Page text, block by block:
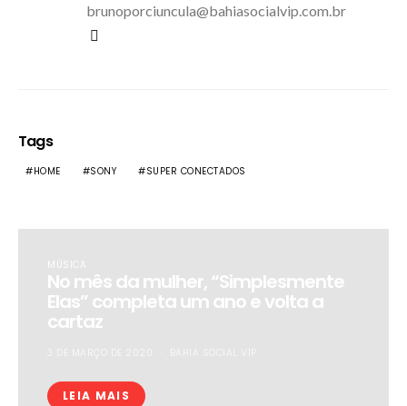
brunoporciuncula@bahiasocialvip.com.br
Tags
HOME SONY SUPER CONECTADOS
MÚSICA
No mês da mulher, “Simplesmente
Elas” completa um ano e volta a
cartaz
LEIA MAIS